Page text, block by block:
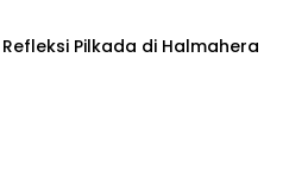
Pilkada di Halmahera